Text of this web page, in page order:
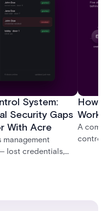
System:
Security Gaps
With Acre
management
lost credentials,
control
How
A
control